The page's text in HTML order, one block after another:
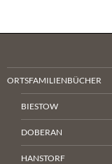
ORTSFAMILIENBÜCHER
BIESTOW
DOBERAN
HANSTORF